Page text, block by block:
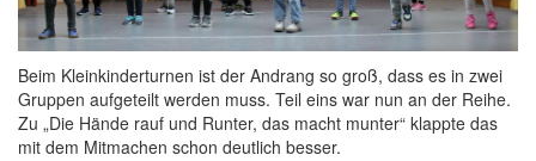
Beim Kleinkinderturnen ist der Andrang so groß, dass es in zwei
Gruppen aufgeteilt werden muss. Teil eins war nun an der Reihe.
Zu „Die Hände rauf und Runter, das macht munter“ klappte das
mit dem Mitmachen schon deutlich besser.